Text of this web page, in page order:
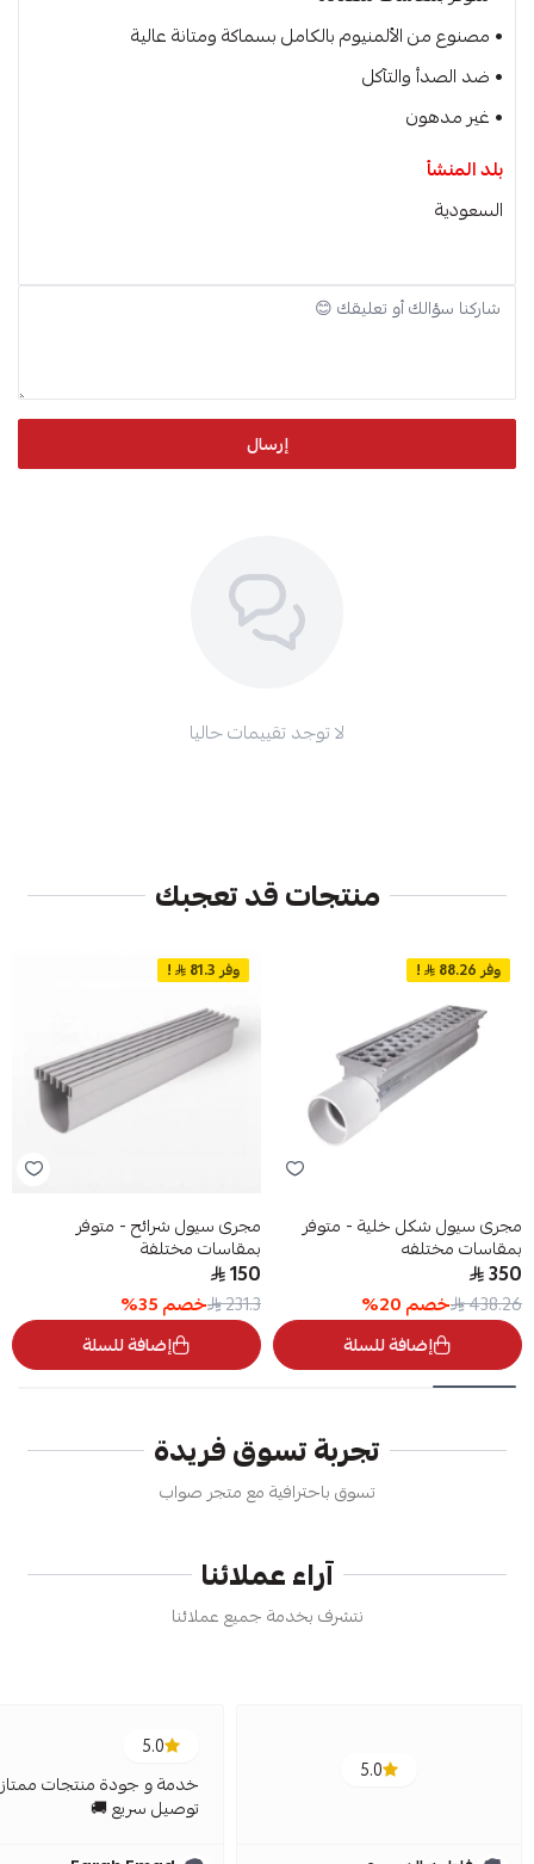
• مصنوع من الألمنيوم بالكامل بسماكة ومتانة عالية
• ضد الصدأ والتآكل
• غير مدهون
بلد المنشأ
السعودية
إرسال
لا توجد تقييمات حاليا
منتجات قد تعجبك
وفر 88.26 !
مجرى سيول شكل خلية - متوفر
بمقاسات مختلفه
350
438.26 خصم20
%
إضافة للسلة
وفر 81.3 !
مجرى سيول شرائح - متوفر
بمقاسات مختلفة
150
231.3 خصم35
%
إضافة للسلة
تجربة تسوق فريدة
تسوق باحترافية مع متجر صواب
آراء عملائنا
نتشرف بخدمة جميع عملائنا
5.0
5.0
خدمة و جودة منتجات
توصيل سريع 🚚